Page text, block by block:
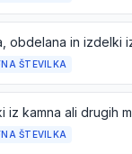
ŠTEVILKA
ŠTEVILKA